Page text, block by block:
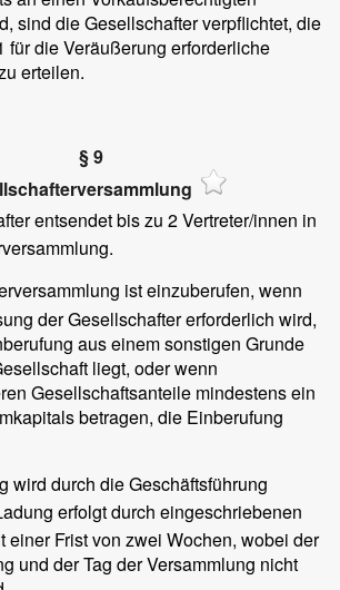
sind die Gesellschafter verpflichtet, die
für die Veräußerung erforderliche
erteilen.
§ 9
entsendet bis zu 2 Vertreter/innen in
ist einzuberufen, wenn
der Gesellschafter erforderlich wird,
aus einem sonstigen Grunde
liegt, oder wenn
Gesellschaftsanteile mindestens ein
betragen, die Einberufung
wird durch die Geschäftsführung
erfolgt durch eingeschriebenen
einer Frist von zwei Wochen, wobei der
und der Tag der Versammlung nicht